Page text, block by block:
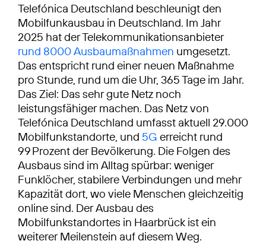
Telefónica Deutschland beschleunigt den
Mobilfunkausbau in Deutschland. Im Jahr
2025 hat der Telekommunikationsanbieter
rund 8000 Ausbaumaßnahmen umgesetzt.
Das entspricht rund einer neuen Maßnahme
pro Stunde, rund um die Uhr, 365 Tage im Jahr.
Das Ziel: Das sehr gute Netz noch
leistungsfähiger machen. Das Netz von
Telefónica Deutschland umfasst aktuell 29.000
Mobilfunkstandorte, und 5G erreicht rund
99 Prozent der Bevölkerung. Die Folgen des
Ausbaus sind im Alltag spürbar: weniger
Funklöcher, stabilere Verbindungen und mehr
Kapazität dort, wo viele Menschen gleichzeitig
online sind. Der Ausbau des
Mobilfunkstandortes in Haarbrück ist ein
weiterer Meilenstein auf diesem Weg.